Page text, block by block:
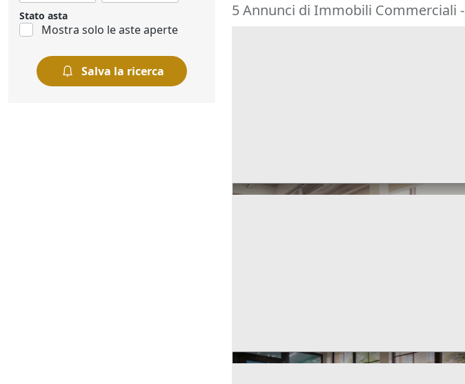
Stato asta
Mostra solo le aste aperte
Salva la ricerca
5 Annunci di Immobili Commerciali